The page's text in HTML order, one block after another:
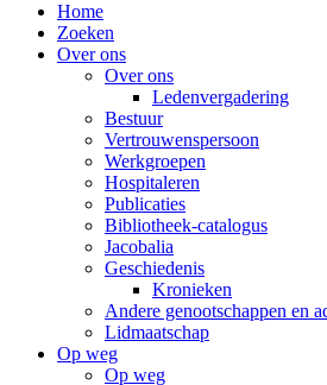
Home
Zoeken
Over ons
Over ons
Ledenvergadering
Bestuur
Vertrouwenspersoon
Werkgroepen
Hospitaleren
Publicaties
Bibliotheek-catalogus
Jacobalia
Geschiedenis
Kronieken
Andere genootschappen en
Lidmaatschap
Op weg
Op weg